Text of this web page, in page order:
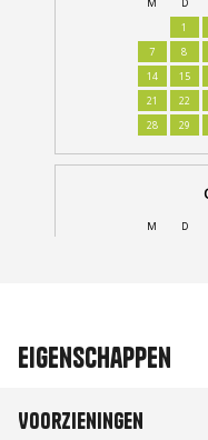
Eigenschappen
Voorzieningen